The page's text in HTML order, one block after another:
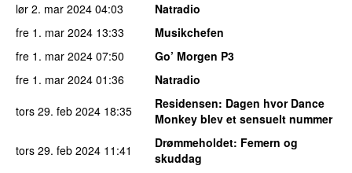
lør 2. mar 2024 04:03
Natradio
fre 1. mar 2024 13:33
Musikchefen
fre 1. mar 2024 07:50
Go’ Morgen P3
fre 1. mar 2024 01:36
Natradio
tors 29. feb 2024 18:35 Residensen: Dagen hvor Dance
Monkey blev et sensuelt nummer
tors 29. feb 2024 11:41 Drømmeholdet: Femern og
skuddag